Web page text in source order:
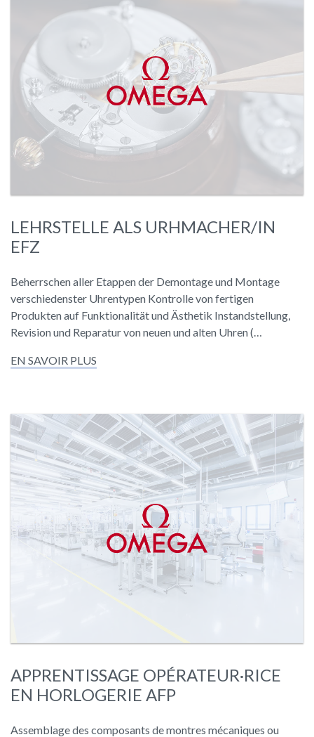
LEHRSTELLE ALS URHMACHER/IN
EFZ
Beherrschen aller Etappen der Demontage und Montage
verschiedenster Uhrentypen Kontrolle von fertigen
Produkten auf Funktionalität und Ästhetik Instandstellung,
Revision und Reparatur von neuen und alten Uhren (…
EN SAVOIR PLUS
APPRENTISSAGE OPÉRATEUR·RICE
EN HORLOGERIE AFP
Assemblage des composants de montres mécaniques ou